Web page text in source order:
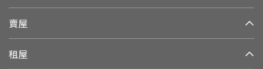
賣屋
租屋